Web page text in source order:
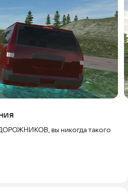
вы никогда такого